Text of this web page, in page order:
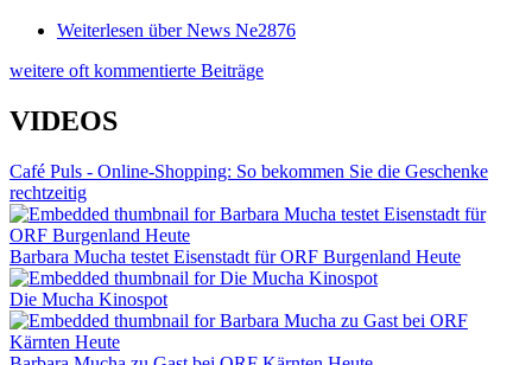
Weiterlesen über News Ne2876
weitere oft kommentierte Beiträge
VIDEOS
Café Puls - Online-Shopping: So bekommen Sie die Geschenke
rechtzeitig
Barbara Mucha testet Eisenstadt für ORF Burgenland Heute
Die Mucha Kinospot